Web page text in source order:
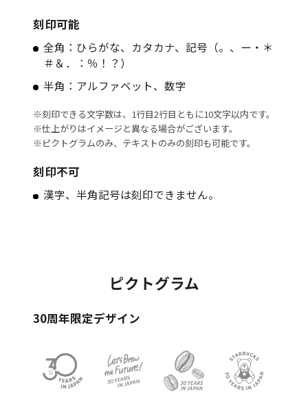
刻印可能
全角：ひらがな、カタカナ、記号（。、ー・＊
＃＆．：％！？）
半角：アルファベット、数字
※刻印できる文字数は、1行目2行目ともに10文字以内です。
※仕上がりはイメージと異なる場合がございます。
※ピクトグラムのみ、テキストのみの刻印も可能です。
刻印不可
漢字、半角記号は刻印できません。
ピクトグラム
30周年限定デザイン